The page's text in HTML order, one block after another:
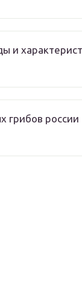
и
грибов россии